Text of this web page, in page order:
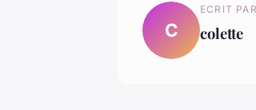
C
ECRIT PAR
colette